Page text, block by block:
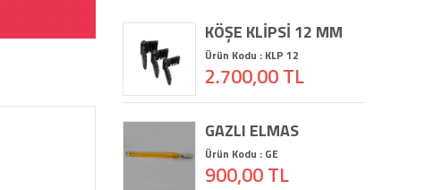
KÖŞE KLİPSİ 12 MM
Ürün Kodu : KLP 12
2.700,00 TL
GAZLI ELMAS
Ürün Kodu : GE
900,00 TL